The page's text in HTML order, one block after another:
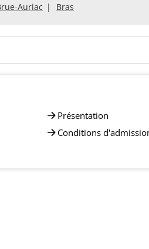
Auriac Bras
Présentation
Conditions